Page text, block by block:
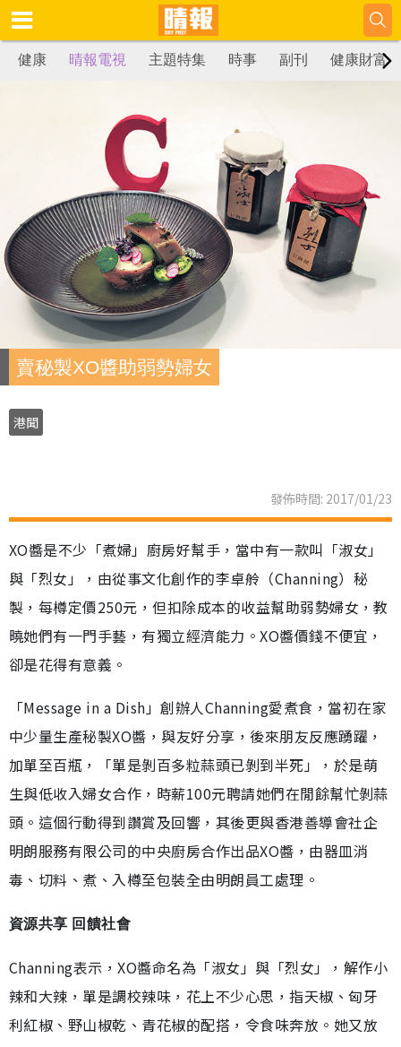
健康 晴報電視 主題特集 時事 副刊 健康財富
賣秘製XO醬助弱勢婦女
港聞
發佈時間: 2017/01/23
XO醬是不少「煮婦」廚房好幫手，當中有一款叫「淑女」
與「烈女」，由從事文化創作的李卓舲（Channing）秘
製，每樽定價250元，但扣除成本的收益幫助弱勢婦女，教
曉她們有一門手藝，有獨立經濟能力。XO醬價錢不便宜，
卻是花得有意義。
「Message in a Dish」創辦人Channing愛煮食，當初在家
中少量生產秘製XO醬，與友好分享，後來朋友反應踴躍，
加單至百瓶，「單是剝百多粒蒜頭已剝到半死」，於是萌
生與低收入婦女合作，時薪100元聘請她們在閒餘幫忙剝蒜
頭。這個行動得到讚賞及回響，其後更與香港善導會社企
明朗服務有限公司的中央廚房合作出品XO醬，由器皿消
毒、切料、煮、入樽至包裝全由明朗員工處理。
資源共享 回饋社會
Channing表示，XO醬命名為「淑女」與「烈女」，解作小
辣和大辣，單是調校辣味，花上不少心思，指天椒、匈牙
利紅椒、野山椒乾、青花椒的配搭，令食味奔放。她又放